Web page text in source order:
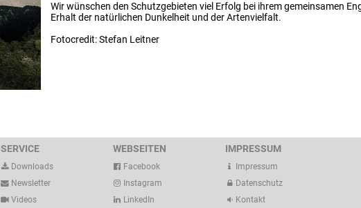
Wir wünschen den Schutzgebieten viel Erfolg bei ihrem gemeinsamen
Erhalt der natürlichen Dunkelheit und der Artenvielfalt.
Fotocredit: Stefan Leitner
SERVICE
Downloads
Newsletter
Videos
WEBSEITEN
Facebook
Instagram
LinkedIn
IMPRESSUM
Impressum
Datenschutz
Kontakt